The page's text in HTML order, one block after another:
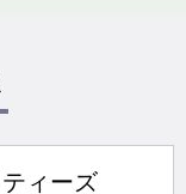
ィーズ